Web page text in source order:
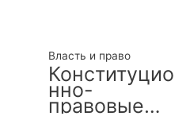
Власть и право
Конституцио
нно-
правовые